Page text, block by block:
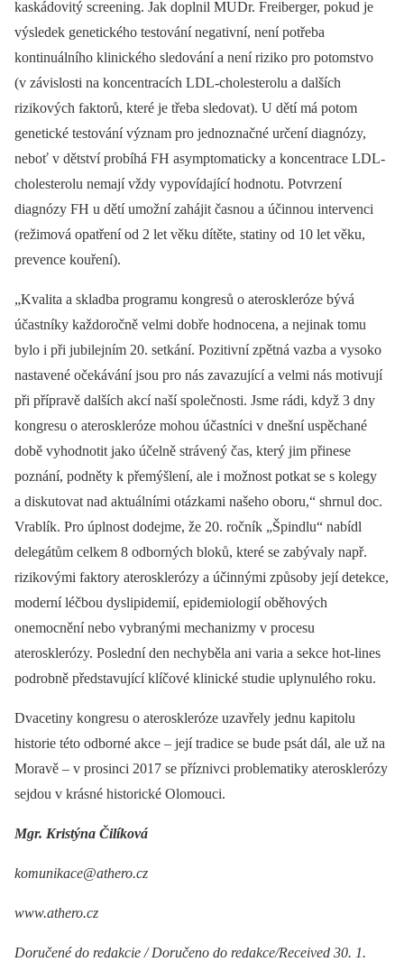
kaskádovitý screening. Jak doplnil MUDr. Freiberger, pokud je
výsledek genetického testování negativní, není potřeba
kontinuálního klinického sledování a není riziko pro potomstvo
(v závislosti na koncentracích LDL-cholesterolu a dalších
rizikových faktorů, které je třeba sledovat). U dětí má potom
genetické testování význam pro jednoznačné určení diagnózy,
neboť v dětství probíhá FH asymptomaticky a koncentrace LDL-
cholesterolu nemají vždy vypovídající hodnotu. Potvrzení
diagnózy FH u dětí umožní zahájit časnou a účinnou intervenci
(režimová opatření od 2 let věku dítěte, statiny od 10 let věku,
prevence kouření).
„Kvalita a skladba programu kongresů o ateroskleróze bývá
účastníky každoročně velmi dobře hodnocena, a nejinak tomu
bylo i při jubilejním 20. setkání. Pozitivní zpětná vazba a vysoko
nastavené očekávání jsou pro nás zavazující a velmi nás motivují
při přípravě dalších akcí naší společnosti. Jsme rádi, když 3 dny
kongresu o ateroskleróze mohou účastníci v dnešní uspěchané
době vyhodnotit jako účelně strávený čas, který jim přinese
poznání, podněty k přemýšlení, ale i možnost potkat se s kolegy
a diskutovat nad aktuálními otázkami našeho oboru,“ shrnul doc.
Vrablík. Pro úplnost dodejme, že 20. ročník „Špindlu“ nabídl
delegátům celkem 8 odborných bloků, které se zabývaly např.
rizikovými faktory aterosklerózy a účinnými způsoby její detekce,
moderní léčbou dyslipidemií, epidemiologií oběhových
onemocnění nebo vybranými mechanizmy v procesu
aterosklerózy. Poslední den nechyběla ani varia a sekce hot-lines
podrobně představující klíčové klinické studie uplynulého roku.
Dvacetiny kongresu o ateroskleróze uzavřely jednu kapitolu
historie této odborné akce –⁠ její tradice se bude psát dál, ale už na
Moravě –⁠ v prosinci 2017 se příznivci problematiky aterosklerózy
sejdou v krásné historické Olomouci.
Mgr. Kristýna Čilíková
komunikace@athero.cz
www.athero.cz
Doručené do redakcie / Doručeno do redakce/Received 30. 1.